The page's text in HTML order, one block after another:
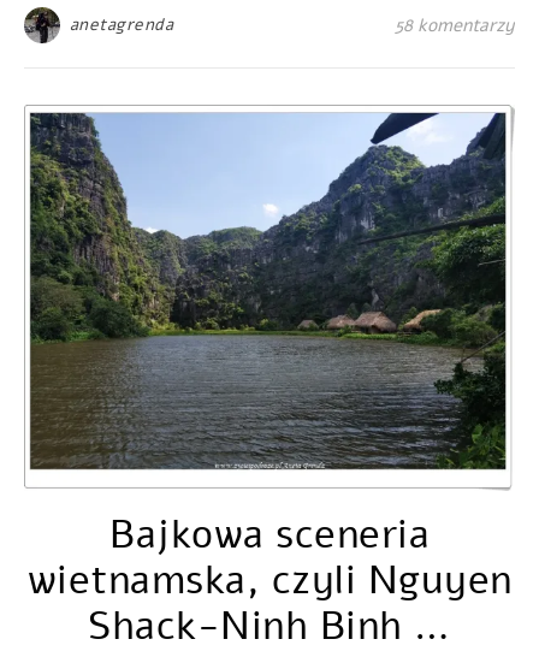
anetagrenda 58 komentarzy
Bajkowa sceneria
wietnamska, czyli Nguyen
Shack-Ninh Binh …